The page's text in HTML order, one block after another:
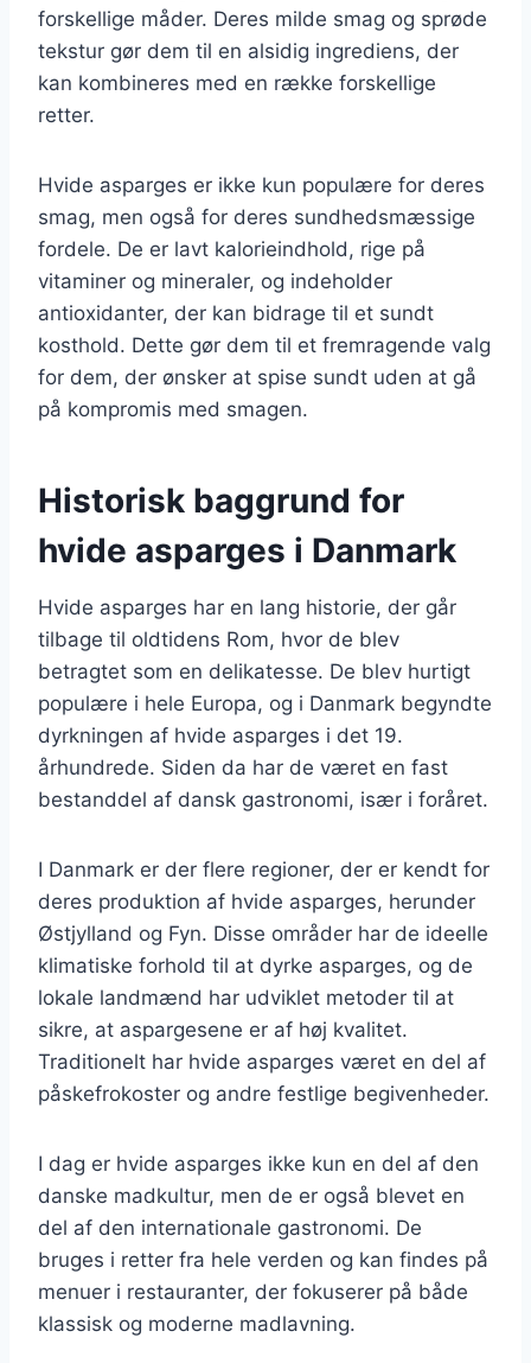
forskellige måder. Deres milde smag og sprøde
tekstur gør dem til en alsidig ingrediens, der
kan kombineres med en række forskellige
retter.
Hvide asparges er ikke kun populære for deres
smag, men også for deres sundhedsmæssige
fordele. De er lavt kalorieindhold, rige på
vitaminer og mineraler, og indeholder
antioxidanter, der kan bidrage til et sundt
kosthold. Dette gør dem til et fremragende valg
for dem, der ønsker at spise sundt uden at gå
på kompromis med smagen.
Historisk baggrund for
hvide asparges i Danmark
Hvide asparges har en lang historie, der går
tilbage til oldtidens Rom, hvor de blev
betragtet som en delikatesse. De blev hurtigt
populære i hele Europa, og i Danmark begyndte
dyrkningen af hvide asparges i det 19.
århundrede. Siden da har de været en fast
bestanddel af dansk gastronomi, især i foråret.
I Danmark er der flere regioner, der er kendt for
deres produktion af hvide asparges, herunder
Østjylland og Fyn. Disse områder har de ideelle
klimatiske forhold til at dyrke asparges, og de
lokale landmænd har udviklet metoder til at
sikre, at aspargesene er af høj kvalitet.
Traditionelt har hvide asparges været en del af
påskefrokoster og andre festlige begivenheder.
I dag er hvide asparges ikke kun en del af den
danske madkultur, men de er også blevet en
del af den internationale gastronomi. De
bruges i retter fra hele verden og kan findes på
menuer i restauranter, der fokuserer på både
klassisk og moderne madlavning.